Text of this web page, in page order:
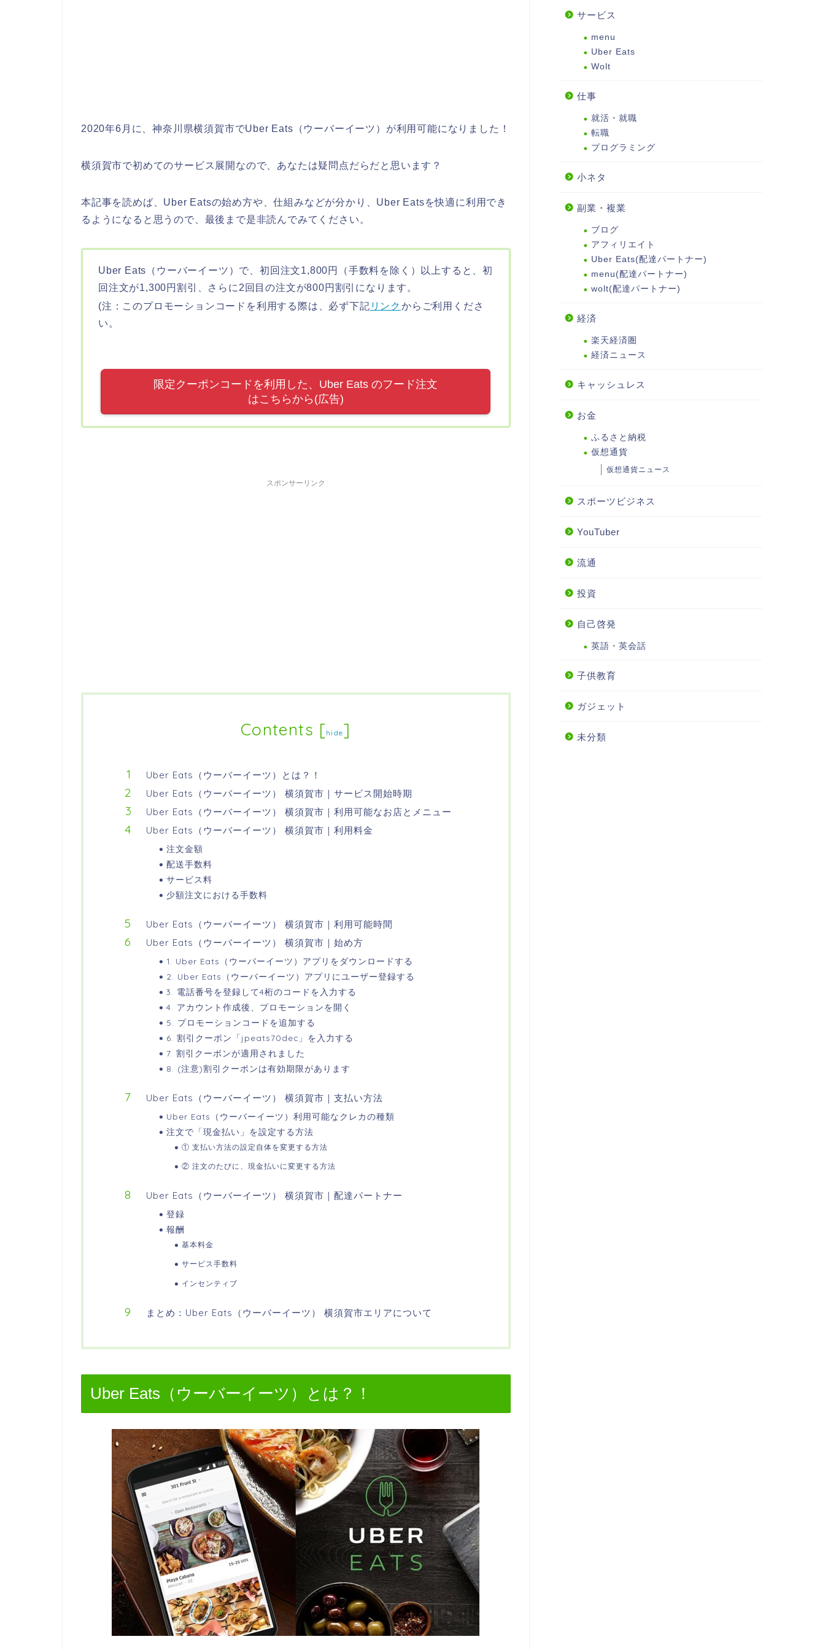
2020年6月に、神奈川県横須賀市でUber Eats（ウーバーイーツ）が利用可能になりました！
横須賀市で初めてのサービス展開なので、あなたは疑問点だらだと思います？
本記事を読めば、Uber Eatsの始め方や、仕組みなどが分かり、Uber Eatsを快適に利用でき
るようになると思うので、最後まで是非読んでみてください。
Uber Eats（ウーバーイーツ）で、初回注文1,800円（手数料を除く）以上すると、初
回注文が1,300円割引、さらに2回目の注文が800円割引になります。
(注：このプロモーションコードを利用する際は、必ず下記 リンク からご利用くださ
い。
限定クーポンコードを利用した、Uber Eats のフード注文
はこちらから(広告)
スポンサーリンク
Contents [hide]
Uber Eats（ウーバーイーツ）とは？！
Uber Eats（ウーバーイーツ） 横須賀市｜サービス開始時期
Uber Eats（ウーバーイーツ） 横須賀市｜利用可能なお店とメニュー
Uber Eats（ウーバーイーツ） 横須賀市｜利用料金
注文金額
配送手数料
サービス料
少額注文における手数料
Uber Eats（ウーバーイーツ） 横須賀市｜利用可能時間
Uber Eats（ウーバーイーツ） 横須賀市｜始め方
1. Uber Eats（ウーバーイーツ）アプリをダウンロードする
2. Uber Eats（ウーバーイーツ）アプリにユーザー登録する
3. 電話番号を登録して4桁のコードを入力する
4. アカウント作成後、プロモーションを開く
5. プロモーションコードを追加する
6. 割引クーポン「jpeats70dec」を入力する
7. 割引クーポンが適用されました
8. (注意)割引クーポンは有効期限があります
Uber Eats（ウーバーイーツ） 横須賀市｜支払い方法
Uber Eats（ウーバーイーツ）利用可能なクレカの種類
注文で「現金払い」を設定する方法
① 支払い方法の設定自体を変更する方法
② 注文のたびに、現金払いに変更する方法
Uber Eats（ウーバーイーツ） 横須賀市｜配達パートナー
登録
報酬
基本料金
サービス手数料
インセンティブ
まとめ：Uber Eats（ウーバーイーツ） 横須賀市エリアについて
Uber Eats（ウーバーイーツ）とは？！
サービス
menu
Uber Eats
Wolt
仕事
就活・就職
転職
プログラミング
小ネタ
副業・複業
ブログ
アフィリエイト
Uber Eats(配達パートナー)
menu(配達パートナー)
wolt(配達パートナー)
経済
楽天経済圏
経済ニュース
キャッシュレス
お金
ふるさと納税
仮想通貨
仮想通貨ニュース
スポーツビジネス
YouTuber
流通
投資
自己啓発
英語・英会話
子供教育
ガジェット
未分類